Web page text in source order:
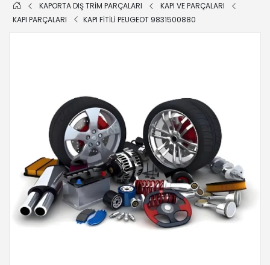
KAPORTA DIŞ TRİM PARÇALARI
KAPI VE PARÇALARI
KAPI PARÇALARI
KAPI FITILI PEUGEOT 9831500880